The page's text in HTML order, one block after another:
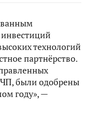
технологий
партнёрство.
были одобрены
году», —